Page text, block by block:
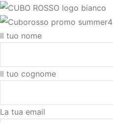
Il tuo nome
Il tuo cognome
La tua email